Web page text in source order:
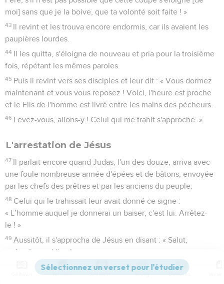
moi] sans que je la boive, que ta volonté soit faite ! »
43 Il revint et les trouva encore endormis, car ils avaient les
paupières lourdes.
44 Il les quitta, s'éloigna de nouveau et pria pour la troisième
fois, répétant les mêmes paroles.
45 Puis il revint vers ses disciples et leur dit : « Vous dormez
maintenant et vous vous reposez ! Voici, l'heure est proche
et le Fils de l'homme est livré entre les mains des pécheurs.
46 Levez-vous, allons-y ! Celui qui me trahit s'approche. »
L'arrestation de Jésus
47 Il parlait encore quand Judas, l'un des douze, arriva avec
une foule nombreuse armée d'épées et de bâtons, envoyée
par les chefs des prêtres et par les anciens du peuple.
48 Celui qui le trahissait leur avait donné ce signe :
« L’homme auquel je donnerai un baiser, c'est lui. Arrêtez-
le ! »
49 Aussitôt, il s'approcha de Jésus en disant : « Salut,
maître ! », et il l'embrassa.
Jésus lui dit : « Mon ami, ce que tu es venu faire, fais-le. »
Versions Commentaires Strong